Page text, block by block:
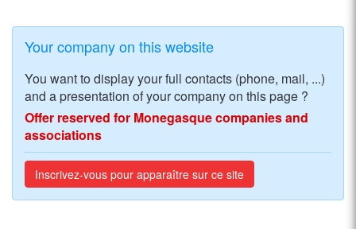
Your company on this website
You want to display your full contacts (phone, mail, ...)
and a presentation of your company on this page ?
Offer reserved for Monegasque companies and
associations
Inscrivez-vous pour apparaître sur ce site